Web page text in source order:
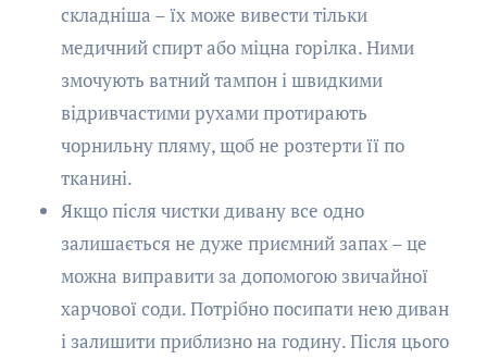
складніша – їх може вивести тільки
медичний спирт або міцна горілка. Ними
змочують ватний тампон і швидкими
відривчастими рухами протирають
чорнильну пляму, щоб не розтерти її по
тканині.
Якщо після чистки дивану все одно
залишається не дуже приємний запах – це
можна виправити за допомогою звичайної
харчової соди. Потрібно посипати нею диван
і залишити приблизно на годину. Після цього